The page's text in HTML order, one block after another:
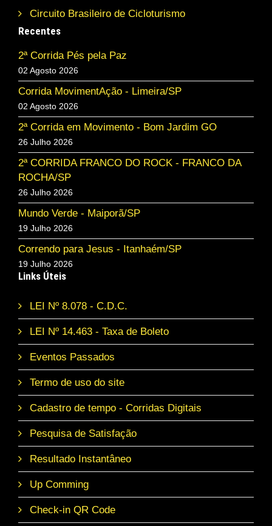
Circuito Brasileiro de Cicloturismo
Recentes
2ª Corrida Pés pela Paz
02 Agosto 2026
Corrida MovimentAção - Limeira/SP
02 Agosto 2026
2ª Corrida em Movimento - Bom Jardim GO
26 Julho 2026
2ª CORRIDA FRANCO DO ROCK - FRANCO DA
ROCHA/SP
26 Julho 2026
Mundo Verde - Maiporã/SP
19 Julho 2026
Correndo para Jesus - Itanhaém/SP
19 Julho 2026
Links Úteis
LEI Nº 8.078 - C.D.C.
LEI Nº 14.463 - Taxa de Boleto
Eventos Passados
Termo de uso do site
Cadastro de tempo - Corridas Digitais
Pesquisa de Satisfação
Resultado Instantâneo
Up Comming
Check-in QR Code